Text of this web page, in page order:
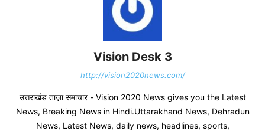
Vision Desk 3
http://vision2020news.com/
उत्तराखंड ताज़ा समाचार - Vision 2020 News gives you the Latest
News, Breaking News in Hindi.Uttarakhand News, Dehradun
News, Latest News, daily news, headlines, sports,